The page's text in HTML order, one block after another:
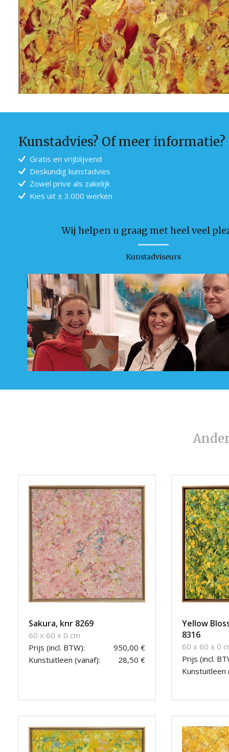
Kunstadvies? Of meer informatie?
Gratis en vrijblijvend
Deskundig kunstadvies
Zowel prive als zakelijk
Kies uit ± 3.000 werken
Wij helpen u graag met heel veel
Kunstadviseurs
Sakura, knr 8269
60 x 60 x 0 cm
Prijs (incl. BTW):
950,00 €
Kunstuitleen (vanaf):
28,50 €
Yellow
8316
60 x 60 x 0
Prijs (incl.
Kunstuitleen